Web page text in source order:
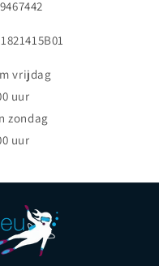
vrijdag
uur
zondag
uur